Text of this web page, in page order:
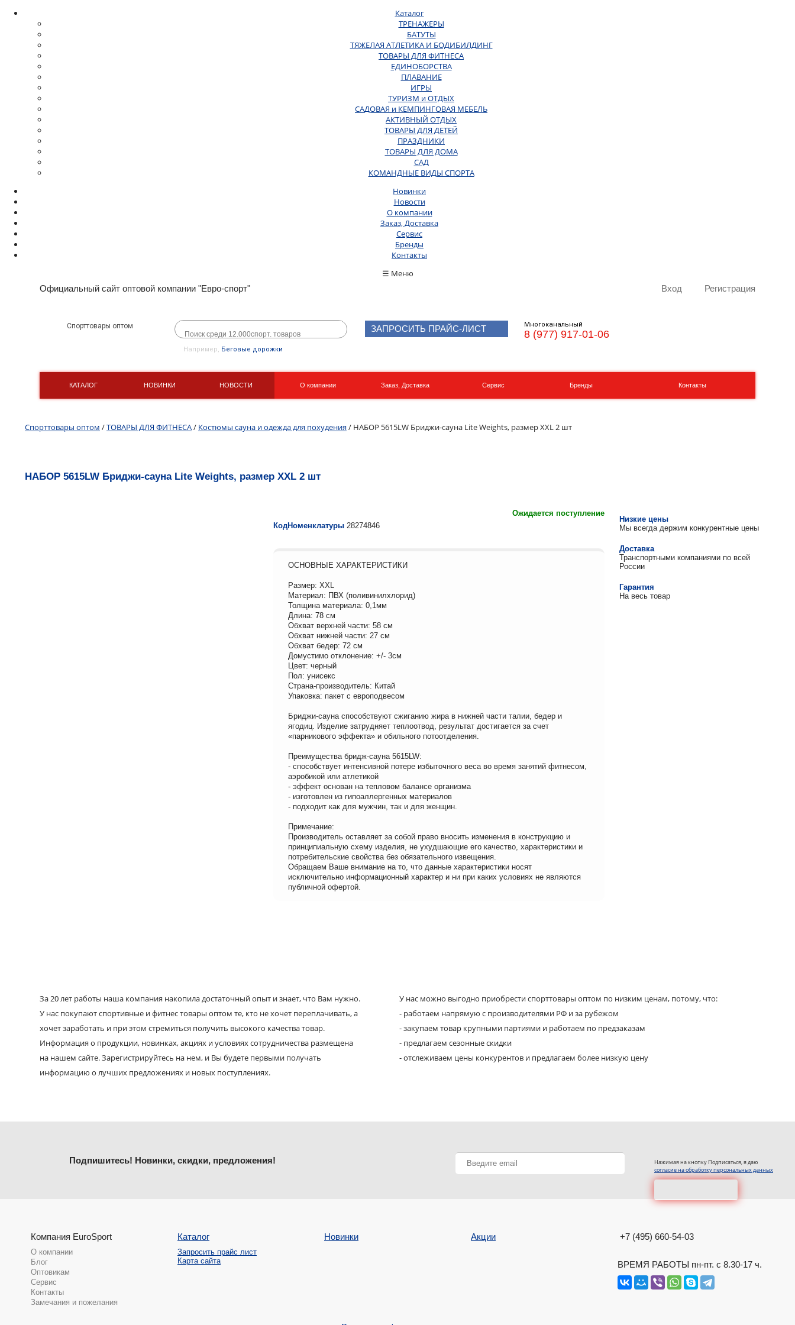
Каталог
ТРЕНАЖЕРЫ
БАТУТЫ
ТЯЖЕЛАЯ АТЛЕТИКА И БОДИБИЛДИНГ
ТОВАРЫ ДЛЯ ФИТНЕСА
ЕДИНОБОРСТВА
ПЛАВАНИЕ
ИГРЫ
ТУРИЗМ и ОТДЫХ
САДОВАЯ и КЕМПИНГОВАЯ МЕБЕЛЬ
АКТИВНЫЙ ОТДЫХ
ТОВАРЫ ДЛЯ ДЕТЕЙ
ПРАЗДНИКИ
ТОВАРЫ ДЛЯ ДОМА
САД
КОМАНДНЫЕ ВИДЫ СПОРТА
Новинки
Новости
О компании
Заказ, Доставка
Сервис
Бренды
Контакты
☰ Меню
Официальный сайт оптовой компании "Евро-спорт" Вход Регистрация
Спорттовары оптом
Например, Беговые дорожки
ЗАПРОСИТЬ ПРАЙС-ЛИСТ Многоканальный
8 (977) 917-01-06
КАТАЛОГ НОВИНКИ НОВОСТИ О компании Заказ, Доставка Сервис Бренды Контакты
Спорттовары оптом /ТОВАРЫ ДЛЯ ФИТНЕСА/ Костюмы сауна и одежда для похудения/ НАБОР 5615LW Бриджи-сауна Lite Weights, размер XXL 2 шт
НАБОР 5615LW Бриджи-сауна Lite Weights, размер XXL 2 шт
Ожидается поступление
КодНоменклатуры 28274846
ОСНОВНЫЕ ХАРАКТЕРИСТИКИ
Размер: XXL
Материал: ПВХ (поливинилхлорид)
Толщина материала: 0,1мм
Длина: 78 см
Обхват верхней части: 58 см
Обхват нижней части: 27 см
Обхват бедер: 72 см
Домустимо отклонение: +/- 3см
Цвет: черный
Пол: унисекс
Страна-производитель: Китай
Упаковка: пакет с европодвесом
Бриджи-сауна способствуют сжиганию жира в нижней части талии, бедер и
ягодиц. Изделие затрудняет теплоотвод, результат достигается за счет
«парникового эффекта» и обильного потоотделения.
Преимущества бридж-сауна 5615LW:
- способствует интенсивной потере избыточного веса во время занятий фитнесом,
аэробикой или атлетикой
- эффект основан на тепловом балансе организма
- изготовлен из гипоаллергенных материалов
- подходит как для мужчин, так и для женщин.
Примечание:
Производитель оставляет за собой право вносить изменения в конструкцию и
принципиальную схему изделия, не ухудшающие его качество, характеристики и
потребительские свойства без обязательного извещения.
Обращаем Ваше внимание на то, что данные характеристики носят
исключительно информационный характер и ни при каких условиях не являются
публичной офертой.
Низкие цены
Мы всегда держим конкурентные цены
Доставка
Транспортными компаниями по всей
России
Гарантия
На весь товар
За 20 лет работы наша компания накопила достаточный опыт и знает, что Вам нужно.
У нас покупают спортивные и фитнес товары оптом те, кто не хочет переплачивать, а
хочет заработать и при этом стремиться получить высокого качества товар.
Информация о продукции, новинках, акциях и условиях сотрудничества размещена
на нашем сайте. Зарегистрируйтесь на нем, и Вы будете первыми получать
информацию о лучших предложениях и новых поступлениях.
У нас можно выгодно приобрести спорттовары оптом по низким ценам, потому, что:
- работаем напрямую с производителями РФ и за рубежом
- закупаем товар крупными партиями и работаем по предзаказам
- предлагаем сезонные скидки
- отслеживаем цены конкурентов и предлагаем более низкую цену
Нажимая на кнопку Подписаться, я даю
согласие на обработку персональных данных
Подпишитесь! Новинки, скидки, предложения!
Компания EuroSport
О компании
Блог
Оптовикам
Сервис
Контакты
Замечания и пожелания
Каталог
Запросить прайс лист
Карта сайта
Новинки Акции +7 (495) 660-54-03
ВРЕМЯ РАБОТЫ пн-пт. с 8.30-17 ч.